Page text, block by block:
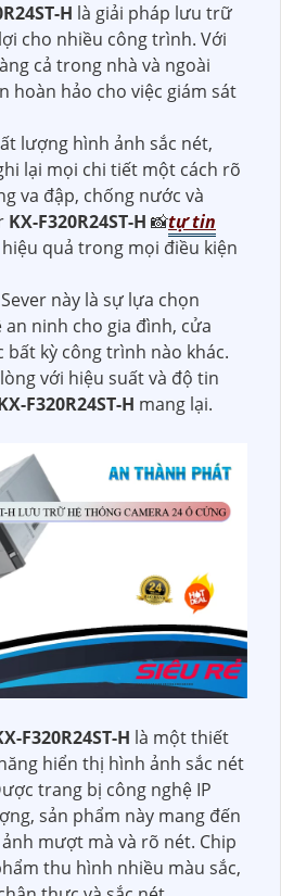
H là giải pháp lưu trữ
cho nhiều công trình. Với
cả trong nhà và ngoài
hoàn hảo cho việc giám sát
lượng hình ảnh sắc nét,
lại mọi chi tiết một cách rõ
va đập, chống nước và
KX-F320R24ST-H 📸tự tin
quả trong mọi điều kiện
này là sự lựa chọn
ninh cho gia đình, cửa
bất kỳ công trình nào khác.
với hiệu suất và độ tin
F320R24ST-H mang lại.
F320R24ST-H là một thiết
hiển thị hình ảnh sắc nét
trang bị công nghệ IP
sản phẩm này mang đến
mượt mà và rõ nét. Chip
thu hình nhiều màu sắc,